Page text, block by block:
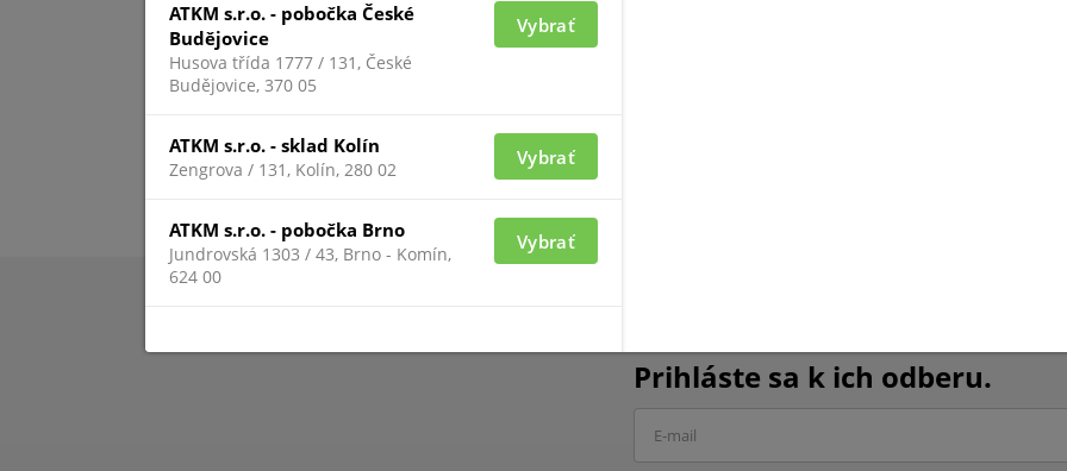
Prihláste sa k ich odberu.
ATKM s.r.o. - pobočka České
Budějovice
Husova třída 1777 / 131, České
Budějovice, 370 05
Vybrať
ATKM s.r.o. - sklad Kolín
Zengrova / 131, Kolín, 280 02
Vybrať
ATKM s.r.o. - pobočka Brno
Jundrovská 1303 / 43, Brno - Komín,
624 00
Vybrať